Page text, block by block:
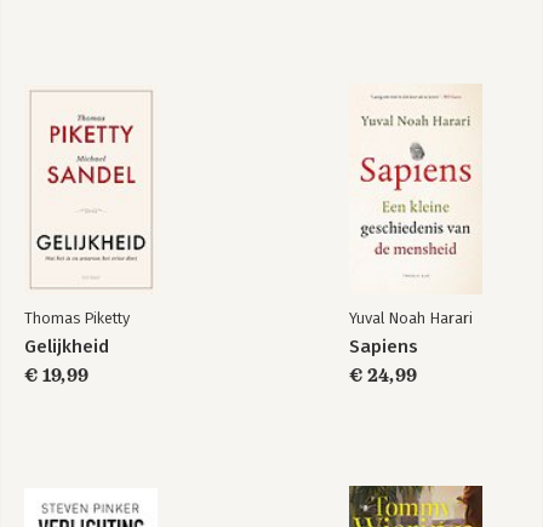
Bekijk alle boeken
Thomas Piketty
Gelijkheid
€ 19,99
Yuval Noah Harari
Sapiens
€ 24,99